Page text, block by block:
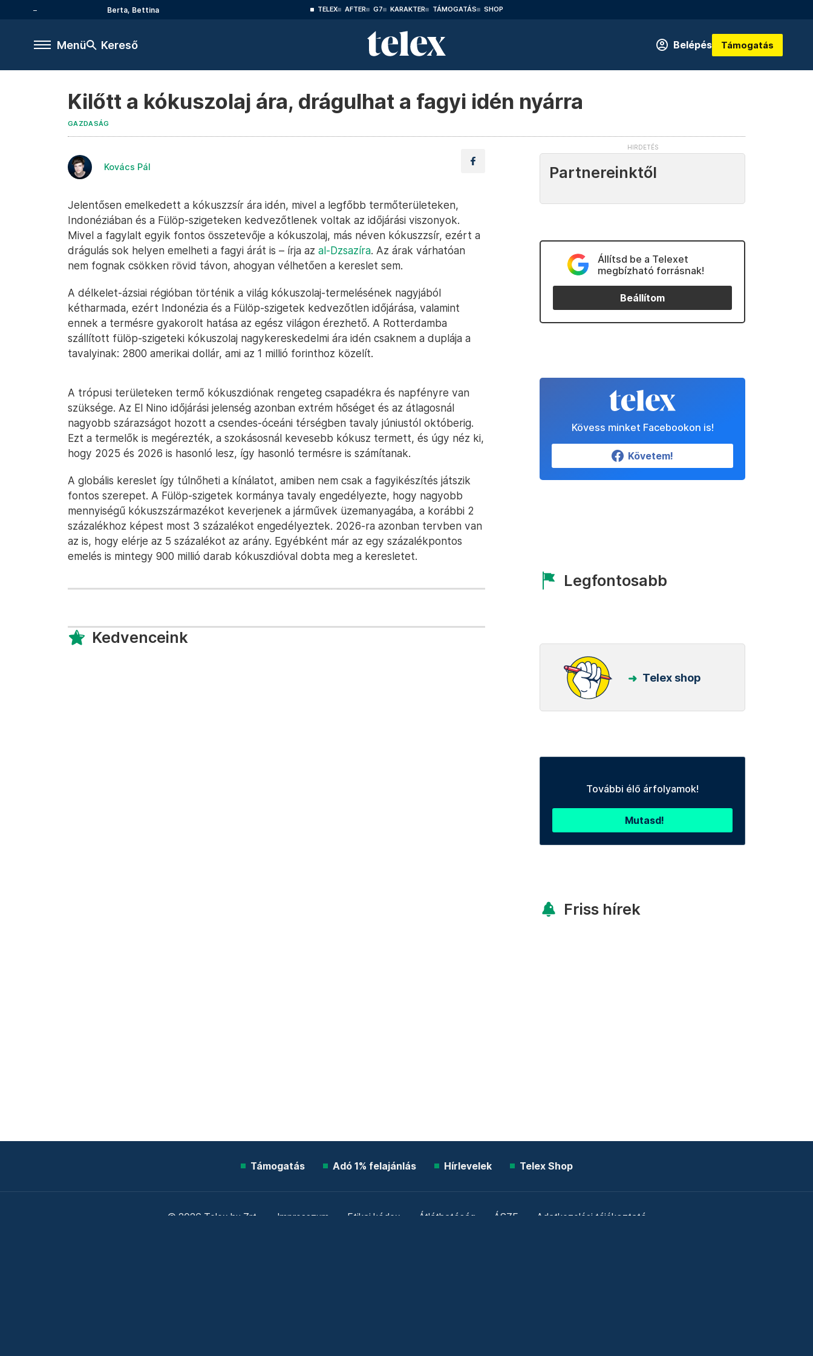
Berta, Bettina TELEX AFTER G7 KARAKTER TÁMOGATÁS SHOP
Menü Kereső Belépés Támogatás
Kilőtt a kókuszolaj ára, drágulhat a fagyi idén nyárra
GAZDASÁG
Kovács Pál
Jelentősen emelkedett a kókuszzsír ára idén, mivel a legfőbb termőterületeken,
Indonéziában és a Fülöp-szigeteken kedvezőtlenek voltak az időjárási viszonyok.
Mivel a fagylalt egyik fontos összetevője a kókuszolaj, más néven kókuszzsír, ezért a
drágulás sok helyen emelheti a fagyi árát is – írja az al-Dzsazíra. Az árak várhatóan
nem fognak csökken rövid távon, ahogyan vélhetően a kereslet sem.
A délkelet-ázsiai régióban történik a világ kókuszolaj-termelésének nagyjából
kétharmada, ezért Indonézia és a Fülöp-szigetek kedvezőtlen időjárása, valamint
ennek a termésre gyakorolt hatása az egész világon érezhető. A Rotterdamba
szállított fülöp-szigeteki kókuszolaj nagykereskedelmi ára idén csaknem a duplája a
tavalyinak: 2800 amerikai dollár, ami az 1 millió forinthoz közelít.
A trópusi területeken termő kókuszdiónak rengeteg csapadékra és napfényre van
szüksége. Az El Nino időjárási jelenség azonban extrém hőséget és az átlagosnál
nagyobb szárazságot hozott a csendes-óceáni térségben tavaly júniustól októberig.
Ezt a termelők is megérezték, a szokásosnál kevesebb kókusz termett, és úgy néz ki,
hogy 2025 és 2026 is hasonló lesz, így hasonló termésre is számítanak.
A globális kereslet így túlnőheti a kínálatot, amiben nem csak a fagyikészítés játszik
fontos szerepet. A Fülöp-szigetek kormánya tavaly engedélyezte, hogy nagyobb
mennyiségű kókuszszármazékot keverjenek a járművek üzemanyagába, a korábbi 2
százalékhoz képest most 3 százalékot engedélyeztek. 2026-ra azonban tervben van
az is, hogy elérje az 5 százalékot az arány. Egyébként már az egy százalékpontos
emelés is mintegy 900 millió darab kókuszdióval dobta meg a keresletet.
Kedvenceink
Partnereinktől
Állítsd be a Telexet
megbízható forrásnak!
Beállítom
Kövess minket Facebookon is!
Követem!
Legfontosabb
Telex shop
További élő árfolyamok!
Mutasd!
Friss hírek
Támogatás Adó 1% felajánlás Hírlevelek Telex Shop
© 2026 Telex.hu Zrt. Impresszum Etikai kódex Átláthatóság ÁSZF Adatkezelési tájékoztató